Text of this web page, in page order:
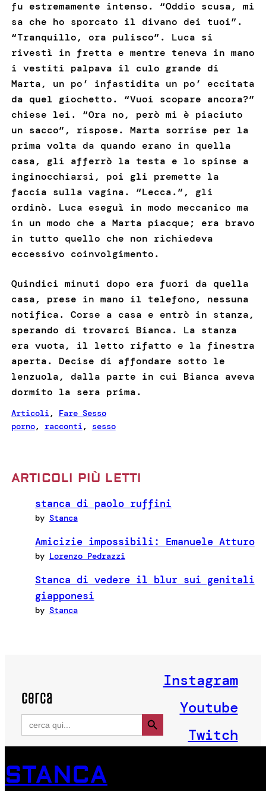
fu estremamente intenso. “Oddio scusa, mi
sa che ho sporcato il divano dei tuoi”.
“Tranquillo, ora pulisco”. Luca si
rivestì in fretta e mentre teneva in mano
i vestiti palpava il culo grande di
Marta, un po’ infastidita un po’ eccitata
da quel giochetto. “Vuoi scopare ancora?”
chiese lei. “Ora no, però mi è piaciuto
un sacco”, rispose. Marta sorrise per la
prima volta da quando erano in quella
casa, gli afferrò la testa e lo spinse a
inginocchiarsi, poi gli premette la
faccia sulla vagina. “Lecca.”, gli
ordinò. Luca eseguì in modo meccanico ma
in un modo che a Marta piacque; era bravo
in tutto quello che non richiedeva
eccessivo coinvolgimento.
Quindici minuti dopo era fuori da quella
casa, prese in mano il telefono, nessuna
notifica. Corse a casa e entrò in stanza,
sperando di trovarci Bianca. La stanza
era vuota, il letto rifatto e la finestra
aperta. Decise di affondare sotto le
lenzuola, dalla parte in cui Bianca aveva
dormito la sera prima.
Articoli, Fare Sesso
porno, racconti, sesso
ARTICOLI PIÙ LETTI
stanca di paolo ruffini
by Stanca
Amicizie impossibili: Emanuele Atturo
by Lorenzo Pedrazzi
Stanca di vedere il blur sui genitali
giapponesi
by Stanca
cerca
Search
for:
Search Button
Instagram
Youtube
Twitch
STANCA